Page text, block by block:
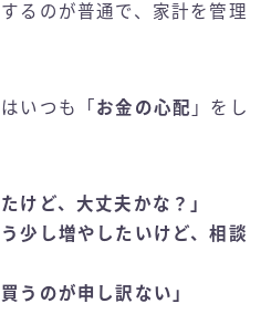
るのが普通で、家計を管理
いつも「 お金の心配 」をし
けど、大丈夫かな？」
少し増やしたいけど、相談
うのが申し訳ない」